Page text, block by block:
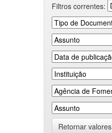
Filtros correntes:
Retornar valores